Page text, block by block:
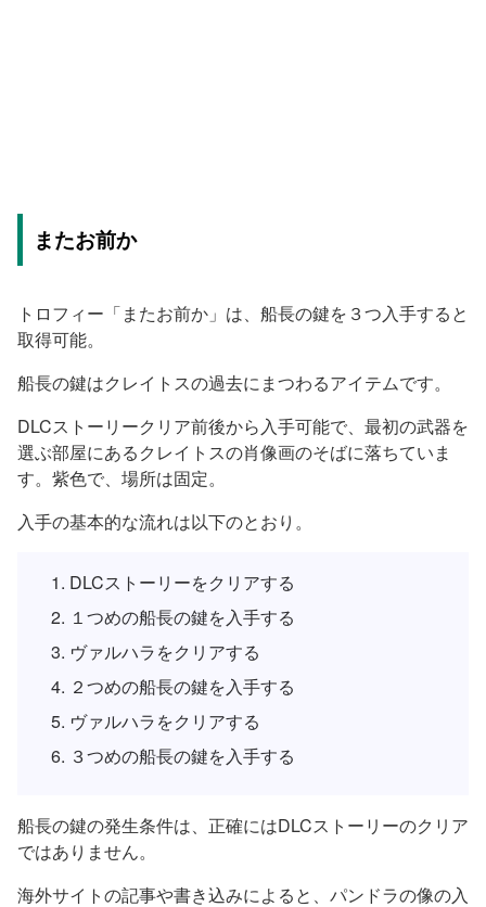
またお前か
トロフィー「またお前か」は、船長の鍵を３つ入手すると
取得可能。
船長の鍵はクレイトスの過去にまつわるアイテムです。
DLCストーリークリア前後から入手可能で、最初の武器を
選ぶ部屋にあるクレイトスの肖像画のそばに落ちていま
す。紫色で、場所は固定。
入手の基本的な流れは以下のとおり。
DLCストーリーをクリアする
１つめの船長の鍵を入手する
ヴァルハラをクリアする
２つめの船長の鍵を入手する
ヴァルハラをクリアする
３つめの船長の鍵を入手する
船長の鍵の発生条件は、正確にはDLCストーリーのクリア
ではありません。
海外サイトの記事や書き込みによると、パンドラの像の入